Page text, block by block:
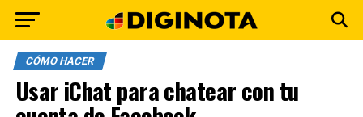
CÓMO HACER
Usar iChat para chatear con tu